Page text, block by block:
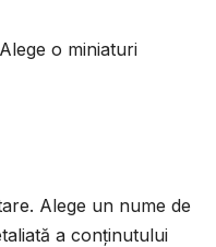
o miniaturi
Alege un nume de
a conținutului